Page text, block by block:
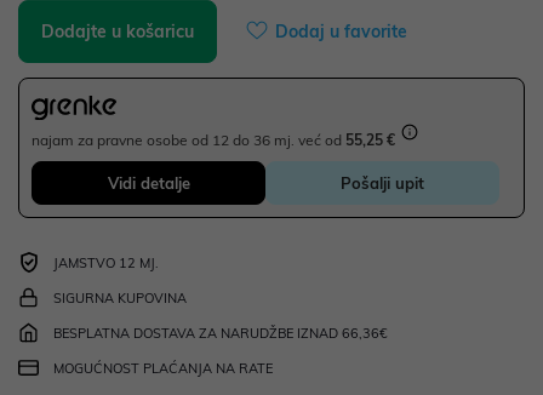
Dodajte u košaricu Dodaj u favorite
najam za pravne osobe od 12 do 36 mj. već od 55,25 €
Vidi detalje Pošalji upit
JAMSTVO 12 MJ.
SIGURNA KUPOVINA
BESPLATNA DOSTAVA ZA NARUDŽBE IZNAD 66,36€
MOGUĆNOST PLAĆANJA NA RATE